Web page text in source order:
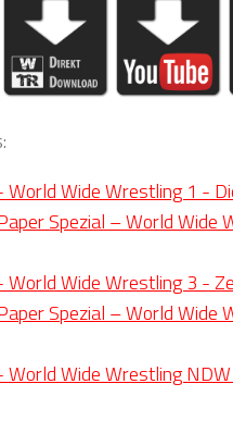
World Wide Wrestling 1 -
Spezial – World Wide
World Wide Wrestling 3 -
Spezial – World Wide
World Wide Wrestling